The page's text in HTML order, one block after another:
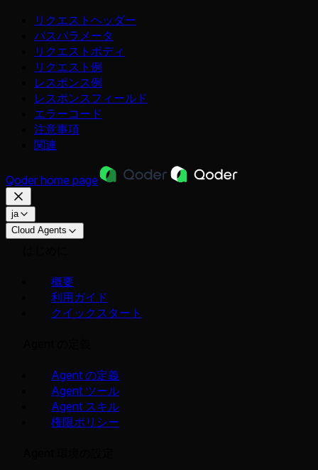
リクエストヘッダー
パスパラメータ
リクエストボディ
リクエスト例
レスポンス例
レスポンスフィールド
エラーコード
注意事項
関連
Qoder home page
ja
Cloud Agents
概要
利用ガイド
クイックスタート
Agent の定義
Agent ツール
Agent スキル
権限ポリシー